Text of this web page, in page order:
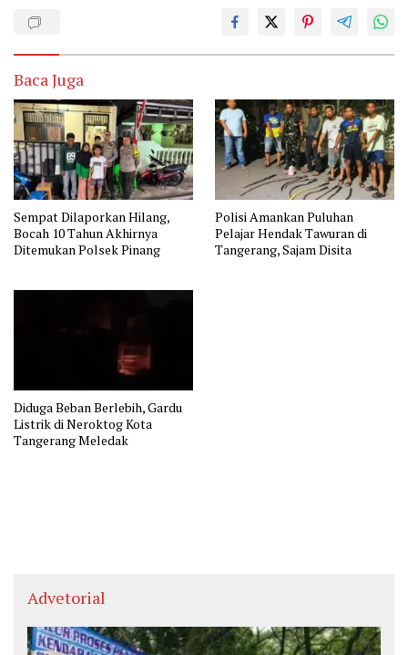
Baca Juga
Sempat Dilaporkan Hilang,
Bocah 10 Tahun Akhirnya
Ditemukan Polsek Pinang
Polisi Amankan Puluhan
Pelajar Hendak Tawuran di
Tangerang, Sajam Disita
Diduga Beban Berlebih, Gardu
Listrik di Neroktog Kota
Tangerang Meledak
Advetorial